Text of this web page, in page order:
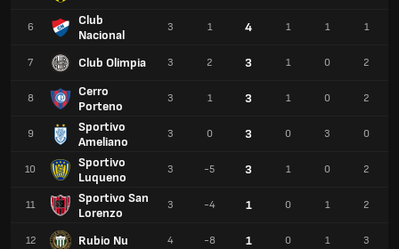
6
Club
Nacional
7 Club Olimpia
8
Cerro
Porteno
9
Sportivo
Ameliano
10
Sportivo
Luqueno
11
Sportivo San
Lorenzo
12 Rubio Nu
3 1 4 1 1 1
3 2 3 1 0 2
3 1 3 1 0 2
3 0 3 0 3 0
3 -5 3 1 0 2
3 -4 1 0 1 2
4 -8 1 0 1 3